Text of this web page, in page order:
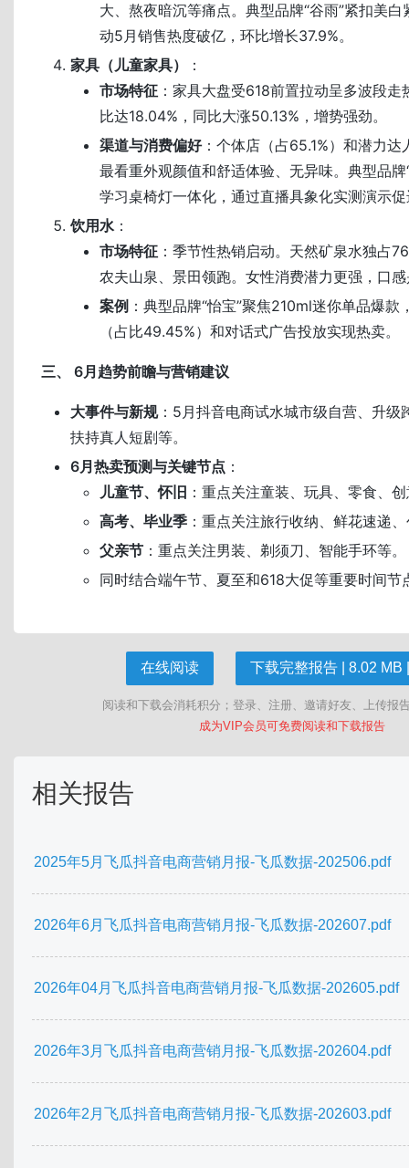
大、熬夜暗沉等痛点。典型品牌“谷雨”紧扣美
动5月销售热度破亿，环比增长37.9%。
家具（儿童家具）
：
市场特征 ：家具大盘受618前置拉动呈多波段
比达18.04%，同比大涨50.13%，增势强劲。
渠道与消费偏好：个体店（占65.1%）和潜力达
最看重外观颜值和舒适体验、无异味。典型品
学习桌椅灯一体化，通过直播具象化实测演示
饮用水：
市场特征 ：季节性热销启动。天然矿泉水独占
农夫山泉、景田领跑。女性消费潜力更强，口
案例 ：典型品牌“怡宝”聚焦210ml迷你单品爆款
（占比49.45%）和对话式广告投放实现热卖。
三、 6月趋势前瞻与营销建议
大事件与新规：5月抖音电商试水城市级自营、升级
扶持真人短剧等。
6月热卖预测与关键节点 ：
儿童节、怀旧 ：重点关注童装、玩具、零食、
高考、毕业季 ：重点关注旅行收纳、鲜花速递
父亲节 ：重点关注男装、剃须刀、智能手环等。
同时结合端午节、夏至和618大促等重要时间节
在线阅读 下载完整报告 | 8.02 MB
阅读和下载会消耗积分；登录、注册、邀请好友、上传报
成为VIP会员可免费阅读和下载报告
相关报告
2025年5月飞瓜抖音电商营销月报-飞瓜数据-202506.pdf
2026年6月飞瓜抖音电商营销月报-飞瓜数据-202607.pdf
2026年04月飞瓜抖音电商营销月报-飞瓜数据-202605.pdf
2026年3月飞瓜抖音电商营销月报-飞瓜数据-202604.pdf
2026年2月飞瓜抖音电商营销月报-飞瓜数据-202603.pdf